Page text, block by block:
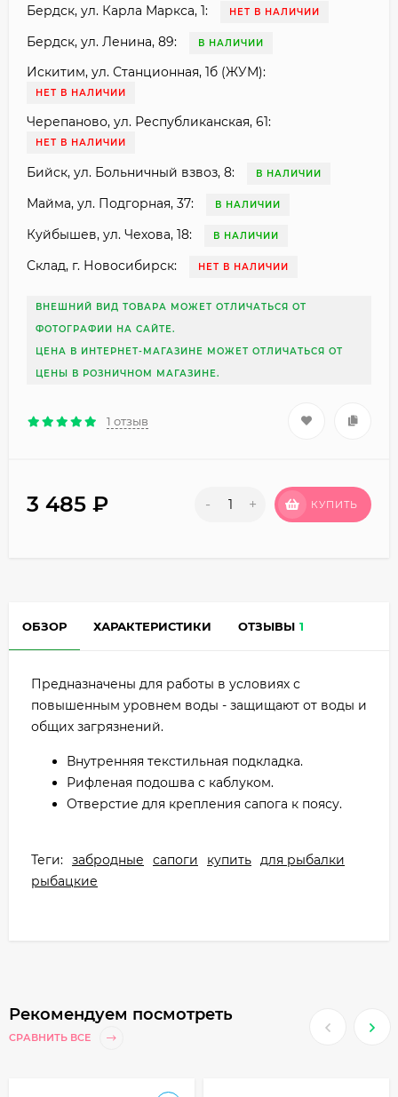
Бердск, ул. Карла Маркса, 1: НЕТ В НАЛИЧИИ
Бердск, ул. Ленина, 89: В НАЛИЧИИ
Искитим, ул. Станционная, 1б (ЖУМ):
НЕТ В НАЛИЧИИ
Черепаново, ул. Республиканская, 61:
НЕТ В НАЛИЧИИ
Бийск, ул. Больничный взвоз, 8: В НАЛИЧИИ
Майма, ул. Подгорная, 37: В НАЛИЧИИ
Куйбышев, ул. Чехова, 18: В НАЛИЧИИ
Склад, г. Новосибирск: НЕТ В НАЛИЧИИ
ВНЕШНИЙ ВИД ТОВАРА МОЖЕТ ОТЛИЧАТЬСЯ ОТ
ФОТОГРАФИИ НА САЙТЕ.
ЦЕНА В ИНТЕРНЕТ-МАГАЗИНЕ МОЖЕТ ОТЛИЧАТЬСЯ ОТ
ЦЕНЫ В РОЗНИЧНОМ МАГАЗИНЕ.
1 отзыв
3 485 ₽ - + КУПИТЬ
ОБЗОР ХАРАКТЕРИСТИКИ ОТЗЫВЫ 1
Предназначены для работы в условиях с
повышенным уровнем воды - защищают от воды и
общих загрязнений.
Внутренняя текстильная подкладка.
Рифленая подошва с каблуком.
Отверстие для крепления сапога к поясу.
Теги: забродные сапоги купить для рыбалки
рыбацкие
Рекомендуем посмотреть
СРАВНИТЬ ВСЕ